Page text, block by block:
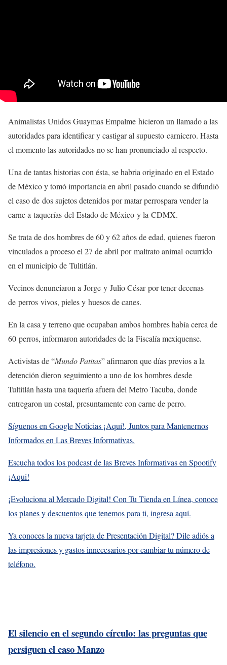
Animalistas Unidos Guaymas Empalme hicieron un llamado a las
autoridades para identificar y castigar al supuesto carnicero. Hasta
el momento las autoridades no se han pronunciado al respecto.
Una de tantas historias con ésta, se habria originado en el Estado
de México y tomó importancia en abril pasado cuando se difundió
el caso de dos sujetos detenidos por matar perrospara vender la
carne a taquerías del Estado de México y la CDMX.
Se trata de dos hombres de 60 y 62 años de edad, quienes fueron
vinculados a proceso el 27 de abril por maltrato animal ocurrido
en el municipio de Tultitlán.
Vecinos denunciaron a Jorge y Julio César por tener decenas
de perros vivos, pieles y huesos de canes.
En la casa y terreno que ocupaban ambos hombres había cerca de
60 perros, informaron autoridades de la Fiscalía mexiquense.
Activistas de “Mundo Patitas” afirmaron que días previos a la
detención dieron seguimiento a uno de los hombres desde
Tultitlán hasta una taquería afuera del Metro Tacuba, donde
entregaron un costal, presuntamente con carne de perro.
Síguenos en Google Noticias ¡Aquí!, Juntos para Mantenernos
Informados en Las Breves Informativas.
Escucha todos los podcast de las Breves Informativas en Spootify
¡Aqui!
¡Evoluciona al Mercado Digital! Con Tu Tienda en Línea, conoce
los planes y descuentos que tenemos para ti, ingresa aquí.
Ya conoces la nueva tarjeta de Presentación Digital? Dile adiós a
las impresiones y gastos innecesarios por cambiar tu número de
teléfono.
El silencio en el segundo círculo: las preguntas que
persiguen el caso Manzo